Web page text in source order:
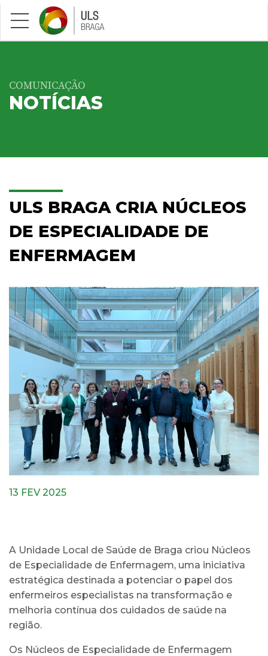
Saltar para conteúdo principal
COMUNICAÇÃO
NOTÍCIAS
ULS BRAGA CRIA NÚCLEOS
DE ESPECIALIDADE DE
ENFERMAGEM
13 FEV 2025
A Unidade Local de Saúde de Braga criou Núcleos
de Especialidade de Enfermagem, uma iniciativa
estratégica destinada a potenciar o papel dos
enfermeiros especialistas na transformação e
melhoria contínua dos cuidados de saúde na
região.
Os Núcleos de Especialidade de Enfermagem